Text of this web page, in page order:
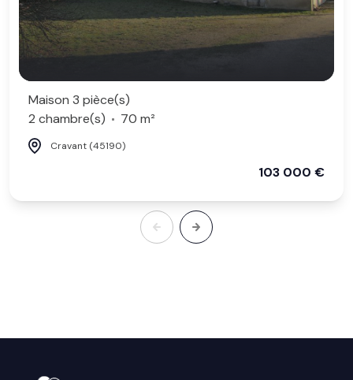
Maison 3 pièce(s)
2 chambre(s)
70 m²
Cravant (45190)
103 000 €